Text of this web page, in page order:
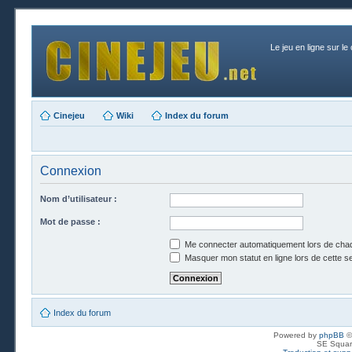
Le jeu en ligne sur le
Cinejeu Wiki Index du forum
Connexion
Nom d’utilisateur :
Mot de passe :
Me connecter automatiquement lors de
Masquer mon statut en ligne lors de cette
Index du forum
Powered by phpBB
SE